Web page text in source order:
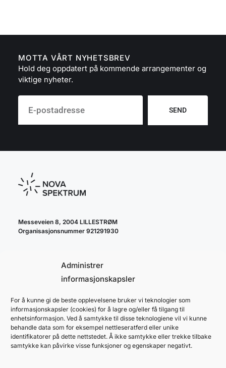
Administrer
informasjonskapsler
For å kunne gi de beste opplevelsene bruker vi teknologier som
informasjonskapsler (cookies) for å lagre og/eller få tilgang til
enhetsinformasjon. Ved å samtykke til disse teknologiene vil vi kunne
behandle data som for eksempel nettleseratferd eller unike
identifikatorer på dette nettstedet. Å ikke samtykke eller trekke tilbake
samtykke kan påvirke visse funksjoner og egenskaper negativt.
MOTTA VÅRT NYHETSBREV
Hold deg oppdatert på kommende arrangementer og
viktige nyheter.
SEND
Messeveien 8, 2004 LILLESTRØM
Organisasjonsnummer 921291930
cookie policy
personvernerklæring